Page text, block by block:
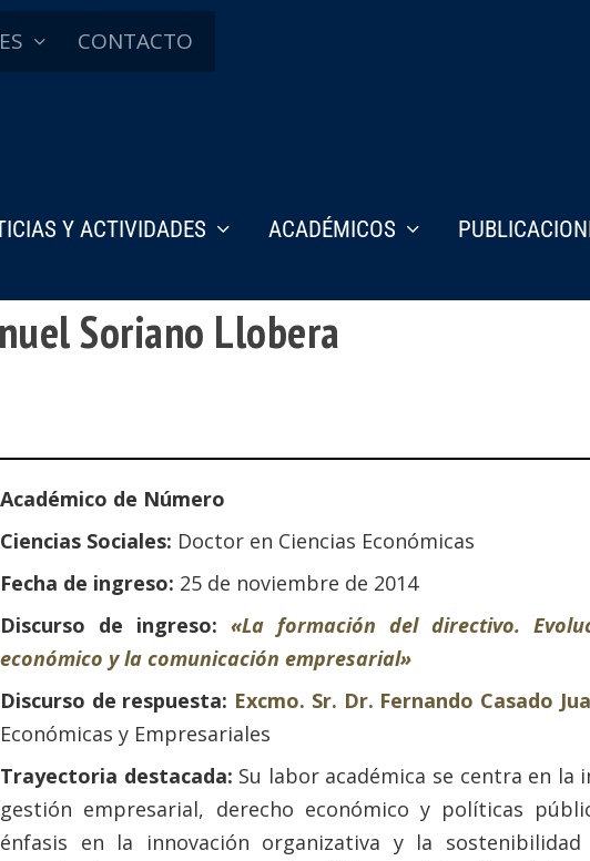
CONTACTO
Y ACTIVIDADES ACADÉMICOS
Soriano Llobera
Académico de Número
Ciencias Sociales: Doctor en Ciencias Económicas
Fecha de ingreso: 25 de noviembre de 2014
Discurso de ingreso: «La formación del directivo.
económico y la comunicación empresarial»
Discurso de respuesta: Excmo. Sr. Dr. Fernando Casado
Económicas y Empresariales
Trayectoria destacada: Su labor académica se centra en la
gestión empresarial, derecho económico y políticas
énfasis en la innovación organizativa y la